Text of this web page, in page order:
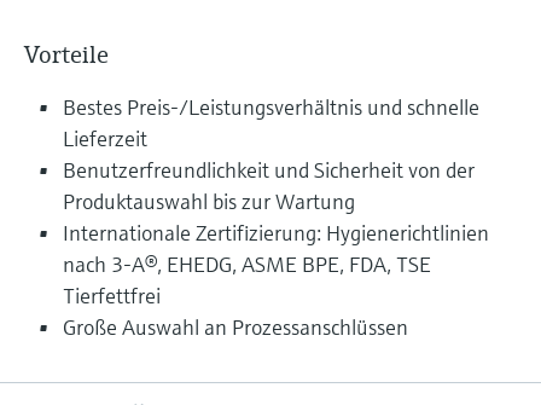
Vorteile
Bestes Preis-/Leistungsverhältnis und schnelle
Lieferzeit
Benutzerfreundlichkeit und Sicherheit von der
Produktauswahl bis zur Wartung
Internationale Zertifizierung: Hygienerichtlinien
nach 3-A®, EHEDG, ASME BPE, FDA, TSE
Tierfettfrei
Große Auswahl an Prozessanschlüssen